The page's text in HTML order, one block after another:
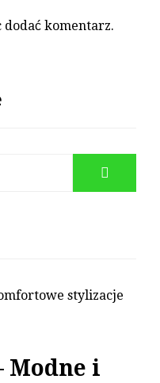
dodać komentarz.
Modne i